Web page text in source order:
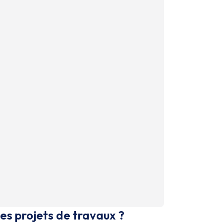
projets de travaux ?